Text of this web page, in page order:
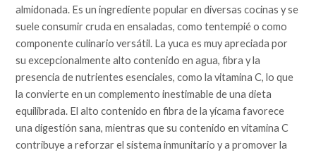
almidonada. Es un ingrediente popular en diversas cocinas y se
suele consumir cruda en ensaladas, como tentempié o como
componente culinario versátil. La yuca es muy apreciada por
su excepcionalmente alto contenido en agua, fibra y la
presencia de nutrientes esenciales, como la vitamina C, lo que
la convierte en un complemento inestimable de una dieta
equilibrada. El alto contenido en fibra de la yícama favorece
una digestión sana, mientras que su contenido en vitamina C
contribuye a reforzar el sistema inmunitario y a promover la